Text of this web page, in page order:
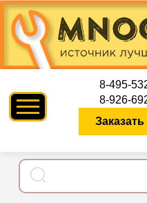
8-495-
8-926-